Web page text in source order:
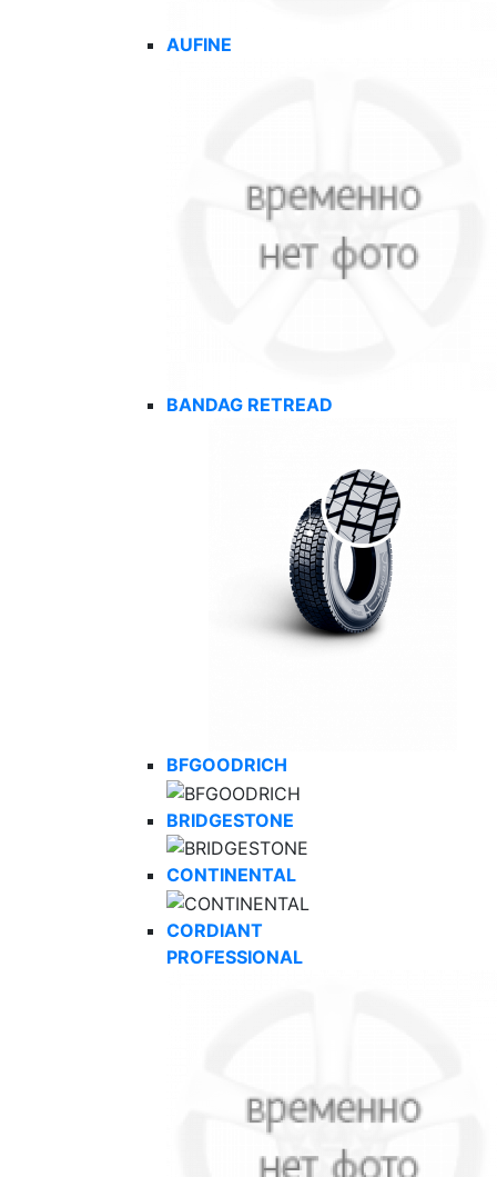
AUFINE
BANDAG RETREAD
BFGOODRICH
BRIDGESTONE
CONTINENTAL
CORDIANT
PROFESSIONAL